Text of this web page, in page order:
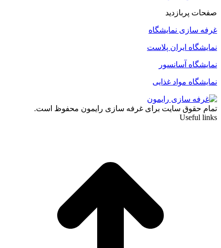
صفحات پربازدید
غرفه سازی نمایشگاه
نمایشگاه ایران پلاست
نمایشگاه آسانسور
نمایشگاه مواد غذایی
تمام حقوق سایت برای غرفه سازی رایمون محفوظ است.
Useful links